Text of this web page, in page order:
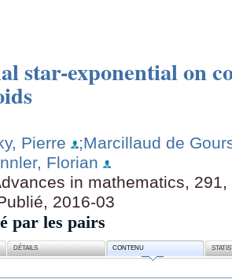
star-exponential on
Pierre
;Marcillaud de
Florian
in mathematics,
2016-03
par les pairs
DÉTAILS CONTENU